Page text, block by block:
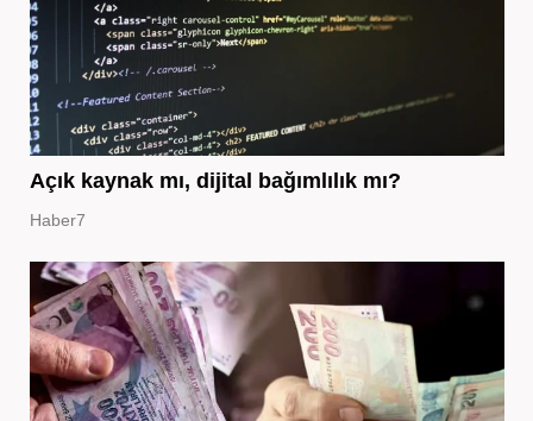
Açık kaynak mı, dijital bağımlılık mı?
Haber7